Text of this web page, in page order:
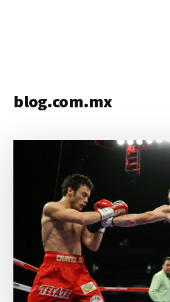
blog.com.mx